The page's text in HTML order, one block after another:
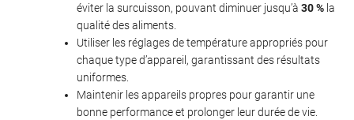
éviter la surcuisson, pouvant diminuer jusqu’à 30 % la
qualité des aliments.
Utiliser les réglages de température appropriés pour
chaque type d’appareil, garantissant des résultats
uniformes.
Maintenir les appareils propres pour garantir une
bonne performance et prolonger leur durée de vie.